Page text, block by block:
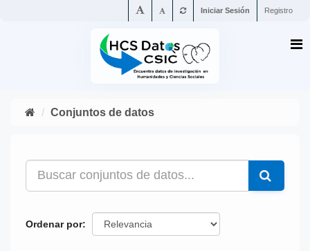
Iniciar Sesión Registro
Conjuntos de datos
Ordenar por